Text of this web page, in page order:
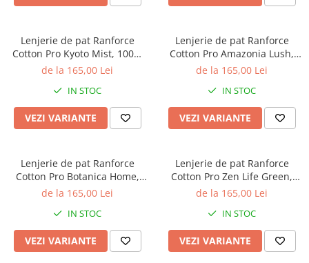
Bumbac satinat
Compatibile cu saltea
140x200cm
200x200cm
200x220cm
Cu elastic
Normal - fara elastic
Lenjerie de pat Ranforce
Cotton Pro Kyoto Mist, 100%
bumbac, maro, imprimeu
de la 165,00 Lei
IN STOC
VEZI VARIANTE
Lenjerie de pat Ranforce
Cotton Pro Amazonia Lush,
100% bumbac, bej, imprimeu
de la 165,00 Lei
IN STOC
VEZI VARIANTE
Lenjerie de pat Ranforce
Cotton Pro Botanica Home,
100% bumbac, turcoaz inchis,
de la 165,00 Lei
IN STOC
VEZI VARIANTE
Lenjerie de pat Ranforce
Cotton Pro Zen Life Green,
100% bumbac, verde mint,
de la 165,00 Lei
IN STOC
VEZI VARIANTE